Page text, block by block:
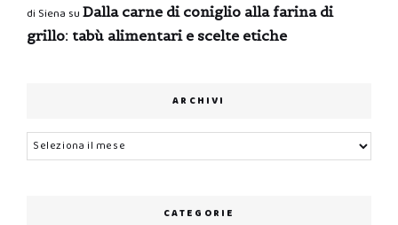
di Siena su Dalla carne di coniglio alla farina di
grillo: tabù alimentari e scelte etiche
ARCHIVI
Archivi
CATEGORIE